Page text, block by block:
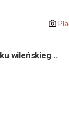
wileńskieg...